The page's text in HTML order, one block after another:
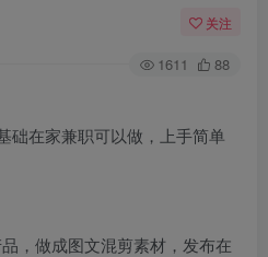
关注
1611 88
，做成图文混剪素材，发布在